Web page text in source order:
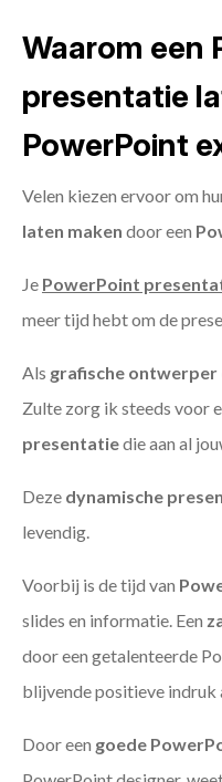
Waarom een
presentatie
PowerPoint
Velen kiezen ervoor om
laten maken door een
Je PowerPoint
meer tijd hebt om de
Als grafische ontwerper
Zulte zorg ik steeds voor
presentatiedie aan al
Deze dynamische
levendig.
Voorbij is de tijd van
slides en informatie. Een
door een getalenteerde
blijvende positieve indruk
Door een goede